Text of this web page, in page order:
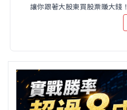
讓你跟著大股東買股票賺大錢！